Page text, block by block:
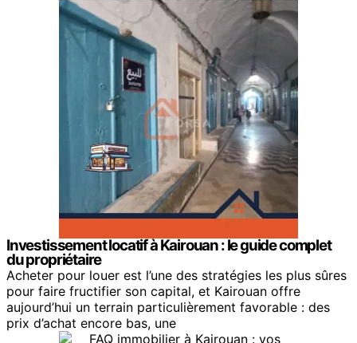
Investissement locatif à Kairouan : le guide complet
du propriétaire
Acheter pour louer est l’une des stratégies les plus sûres
pour faire fructifier son capital, et Kairouan offre
aujourd’hui un terrain particulièrement favorable : des
prix d’achat encore bas, une